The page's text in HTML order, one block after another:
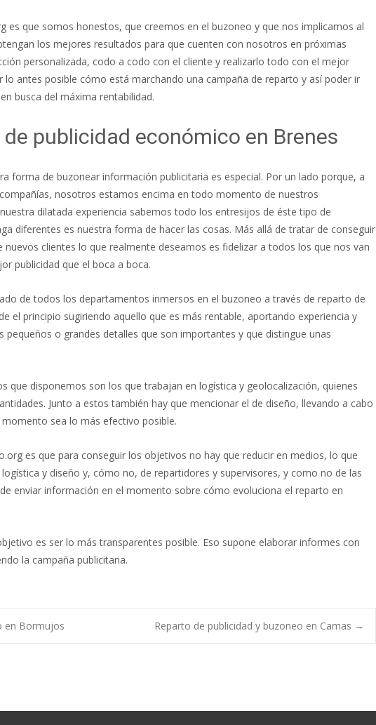
es que somos honestos, que creemos en el buzoneo y que nos implicamos al
los mejores resultados para que cuenten con nosotros en próximas
personalizada, codo a codo con el cliente y realizarlo todo con el mejor
antes posible cómo está marchando una campaña de reparto y así poder ir
busca del máxima rentabilidad.
publicidad económico en Brenes
forma de buzonear información publicitaria es especial. Por un lado porque, a
nosotros estamos encima en todo momento de nuestros
dilatada experiencia sabemos todo los entresijos de éste tipo de
diferentes es nuestra forma de hacer las cosas. Más allá de tratar de conseguir
clientes lo que realmente deseamos es fidelizar a todos los que nos van
publicidad que el boca a boca.
de todos los departamentos inmersos en el buzoneo a través de reparto de
el principio sugiriendo aquello que es más rentable, aportando experiencia y
o grandes detalles que son importantes y que distingue unas
que disponemos son los que trabajan en logística y geolocalización, quienes
Junto a estos también hay que mencionar el de diseño, llevando a cabo
sea lo más efectivo posible.
es que para conseguir los objetivos no hay que reducir en medios, lo que
y diseño y, cómo no, de repartidores y supervisores, y como no de las
enviar información en el momento sobre cómo evoluciona el reparto en
es ser lo más transparentes posible. Eso supone elaborar informes con
la campaña publicitaria.
en Bormujos Reparto de publicidad y buzoneo en Camas →